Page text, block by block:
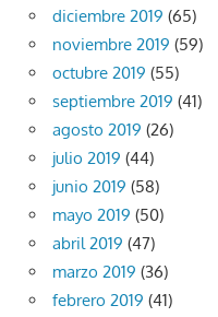
diciembre 2019 (65)
noviembre 2019 (59)
octubre 2019 (55)
septiembre 2019 (41)
agosto 2019 (26)
julio 2019 (44)
junio 2019 (58)
mayo 2019 (50)
abril 2019 (47)
marzo 2019 (36)
febrero 2019 (41)